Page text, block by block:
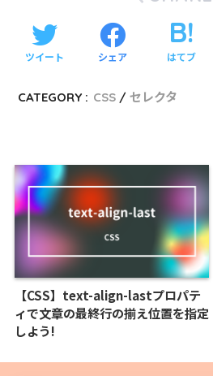
ツイート シェア はてブ
CATEGORY : CSS セレクタ
【CSS】text-align-lastプロパテ
ィで文章の最終行の揃え位置を指定
しよう!